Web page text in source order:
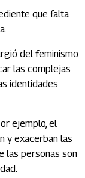
que falta
del feminismo
las complejas
identidades
ejemplo, el
y exacerban las
las personas son